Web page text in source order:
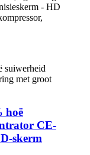
- HD
hoë
CE-
skerm